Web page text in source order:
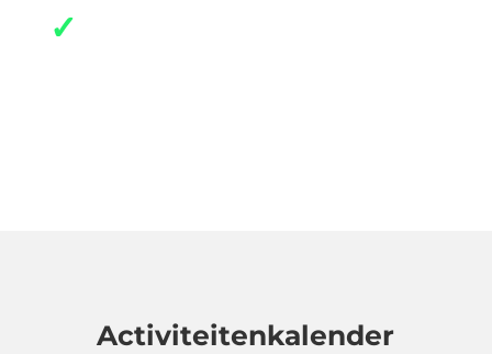
✓
Activiteitenkalender